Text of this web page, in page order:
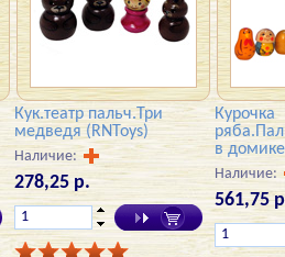
Кук.театр пальч.Три
медведя (RNToys)
Наличие:
278,25 р.
Курочка
в
Наличие:
561,75